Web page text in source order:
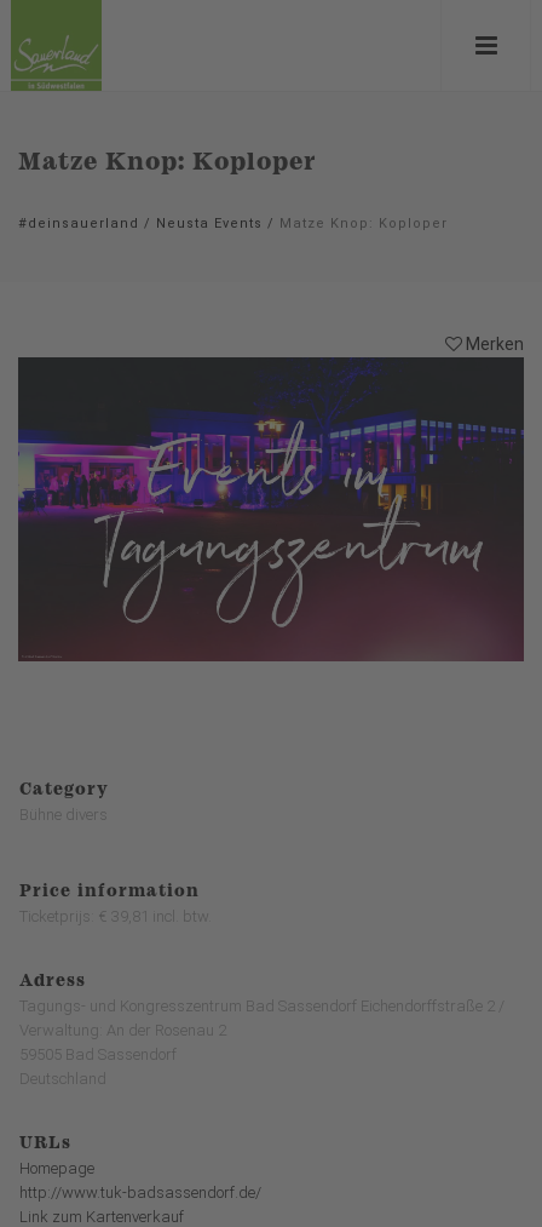
Matze Knop: Koploper
#deinsauerland / Neusta Events / Matze Knop: Koploper
Merken
Category
Bühne divers
Price information
Ticketprijs: € 39,81 incl. btw.
Adress
Tagungs- und Kongresszentrum Bad Sassendorf Eichendorffstraße 2 /
Verwaltung: An der Rosenau 2
59505 Bad Sassendorf
Deutschland
URLs
Homepage
http://www.tuk-badsassendorf.de/
Link zum Kartenverkauf